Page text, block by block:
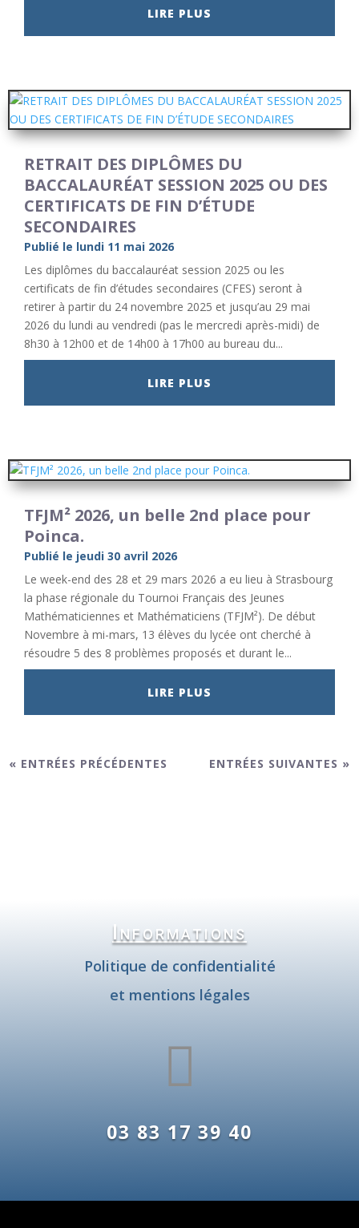
LIRE PLUS
RETRAIT DES DIPLÔMES DU
BACCALAURÉAT SESSION 2025 OU DES
CERTIFICATS DE FIN D’ÉTUDE
SECONDAIRES
Publié le lundi 11 mai 2026
Les diplômes du baccalauréat session 2025 ou les
certificats de fin d’études secondaires (CFES) seront à
retirer à partir du 24 novembre 2025 et jusqu’au 29 mai
2026 du lundi au vendredi (pas le mercredi après-midi) de
8h30 à 12h00 et de 14h00 à 17h00 au bureau du...
LIRE PLUS
TFJM² 2026, un belle 2nd place pour
Poinca.
Publié le jeudi 30 avril 2026
Le week-end des 28 et 29 mars 2026 a eu lieu à Strasbourg
la phase régionale du Tournoi Français des Jeunes
Mathématiciennes et Mathématiciens (TFJM²). De début
Novembre à mi-mars, 13 élèves du lycée ont cherché à
résoudre 5 des 8 problèmes proposés et durant le...
LIRE PLUS
« ENTRÉES PRÉCÉDENTES ENTRÉES SUIVANTES »
Informations
Politique de confidentialité
et mentions légales

03 83 17 39 40